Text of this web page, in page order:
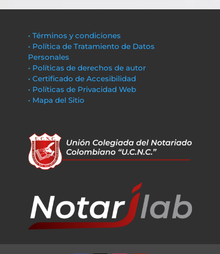
• Términos y condiciones
• Política de Tratamiento de Datos
Personales
• Políticas de derechos de autor
• Certificado de Accesibilidad
• Políticas de Privacidad Web
• Mapa del Sitio